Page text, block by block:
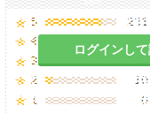
における二次性副甲
、これが増悪因子の
し、そのコントロー
ログインし